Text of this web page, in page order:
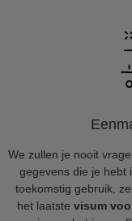
We zullen je nooit
gegevens die je hebt
toekomstig gebruik,
het laatste visum